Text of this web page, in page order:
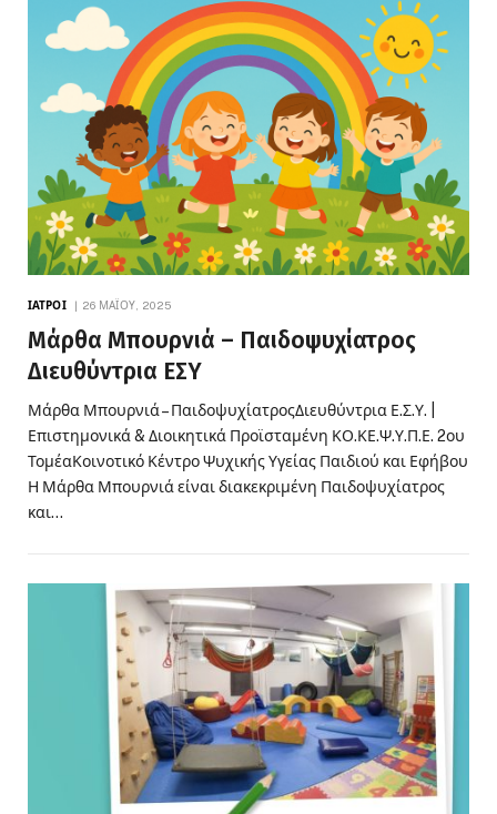
ΙΑΤΡΟΊ 26 ΜΑΪ́ΟΥ, 2025
Μάρθα Μπουρνιά – Παιδοψυχίατρος
Διευθύντρια ΕΣΥ
Μάρθα Μπουρνιά – ΠαιδοψυχίατροςΔιευθύντρια Ε.Σ.Υ. |
Επιστημονικά & Διοικητικά Προϊσταμένη ΚΟ.ΚΕ.Ψ.Υ.Π.Ε. 2ου
ΤομέαΚοινοτικό Κέντρο Ψυχικής Υγείας Παιδιού και Εφήβου
Η Μάρθα Μπουρνιά είναι διακεκριμένη Παιδοψυχίατρος
και…